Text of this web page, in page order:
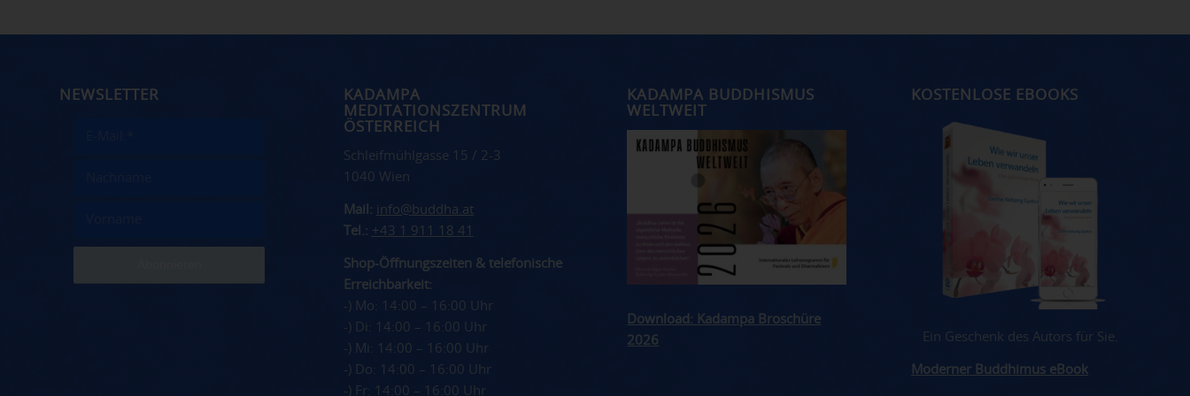
NEWSLETTER
KADAMPA
MEDITATIONSZENTRUM
ÖSTERREICH
Schleifmühlgasse 15 / 2-3
1040 Wien
Mail: info@buddha.at
Tel.: +43 1 911 18 41
Shop-Öffnungszeiten & telefonische
Erreichbarkeit:
-) Mo: 14:00 – 16:00 Uhr
-) Di: 14:00 – 16:00 Uhr
-) Mi: 14:00 – 16:00 Uhr
-) Do: 14:00 – 16:00 Uhr
-) Fr: 14:00 – 16:00 Uhr
KADAMPA BUDDHISMUS
WELTWEIT
Download: Kadampa Broschüre
2026
KOSTENLOSE EBOOKS
Ein Geschenk des Autors für Sie.
Moderner Buddhimus eBook